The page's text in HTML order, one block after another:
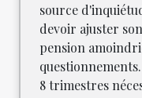
source
devoir ajuster
pension
8 trimestres